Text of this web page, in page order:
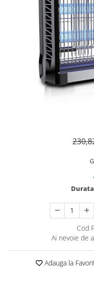
Tuburi LED
Lămpi de Birou
Cod
Ai nevoie de
Adauga la